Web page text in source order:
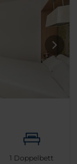
1 Doppelbett